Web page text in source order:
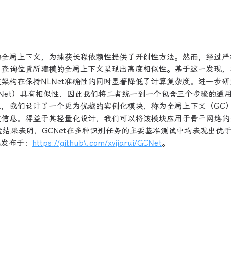
局上下文，为捕获长程依赖性提供了开创性方法。然而，经过严
询位置所建模的全局上下文呈现出高度相似性。基于这一发现，
构在保持NLNet准确性的同时显著降低了计算复杂度。进一步
）具有相似性，因此我们将二者统一到一个包含三个步骤的通
我们设计了一个更为优越的实例化模块，称为全局上下文（GC
息。得益于其轻量化设计，我们可以将该模块应用于骨干网络
果表明，GCNet在多种识别任务的主要基准测试中均表现出优
布于： https://github\.com/xvjiarui/GCNet。